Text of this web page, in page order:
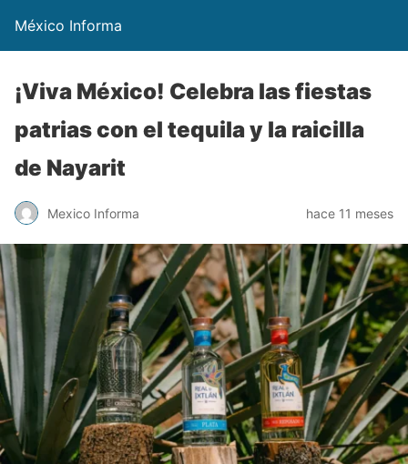
México Informa
¡Viva México! Celebra las fiestas
patrias con el tequila y la raicilla
de Nayarit
Mexico Informa hace 11 meses